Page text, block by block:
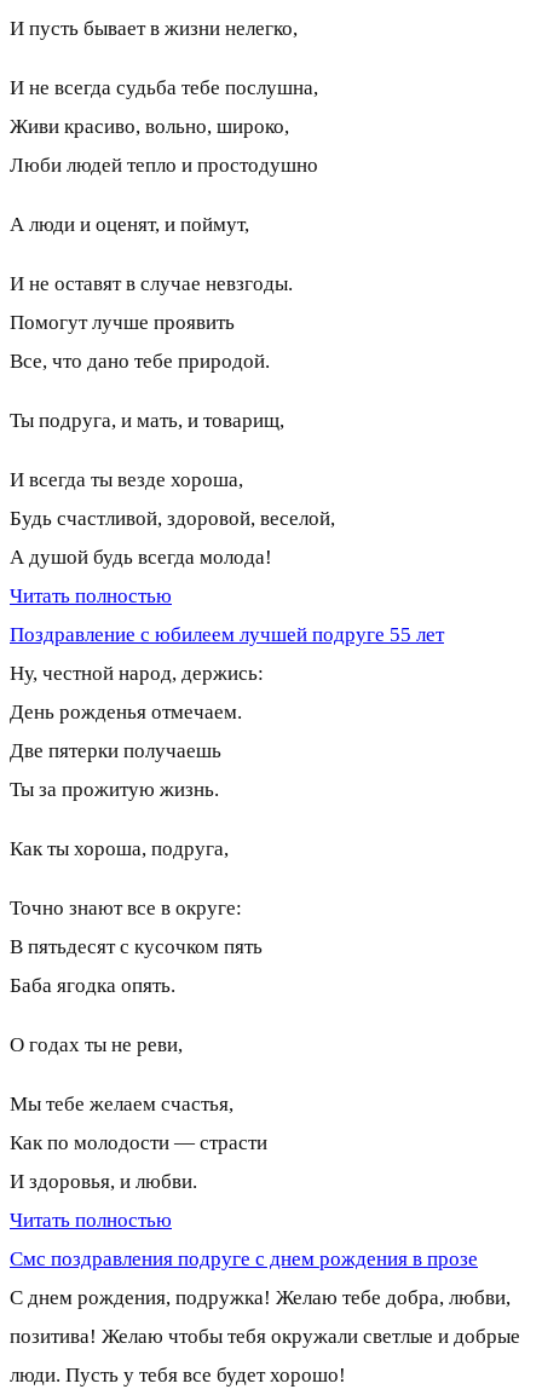
И пусть бывает в жизни нелегко,
И не всегда судьба тебе послушна,
Живи красиво, вольно, широко,
Люби людей тепло и простодушно
А люди и оценят, и поймут,
И не оставят в случае невзгоды.
Помогут лучше проявить
Все, что дано тебе природой.
Ты подруга, и мать, и товарищ,
И всегда ты везде хороша,
Будь счастливой, здоровой, веселой,
А душой будь всегда молода!
Читать полностью
Поздравление с юбилеем лучшей подруге 55 лет
Ну, честной народ, держись:
День рожденья отмечаем.
Две пятерки получаешь
Ты за прожитую жизнь.
Как ты хороша, подруга,
Точно знают все в округе:
В пятьдесят с кусочком пять
Баба ягодка опять.
О годах ты не реви,
Мы тебе желаем счастья,
Как по молодости — страсти
И здоровья, и любви.
Читать полностью
Смс поздравления подруге с днем рождения в прозе
С днем рождения, подружка! Желаю тебе добра, любви,
позитива! Желаю чтобы тебя окружали светлые и добрые
люди. Пусть у тебя все будет хорошо!